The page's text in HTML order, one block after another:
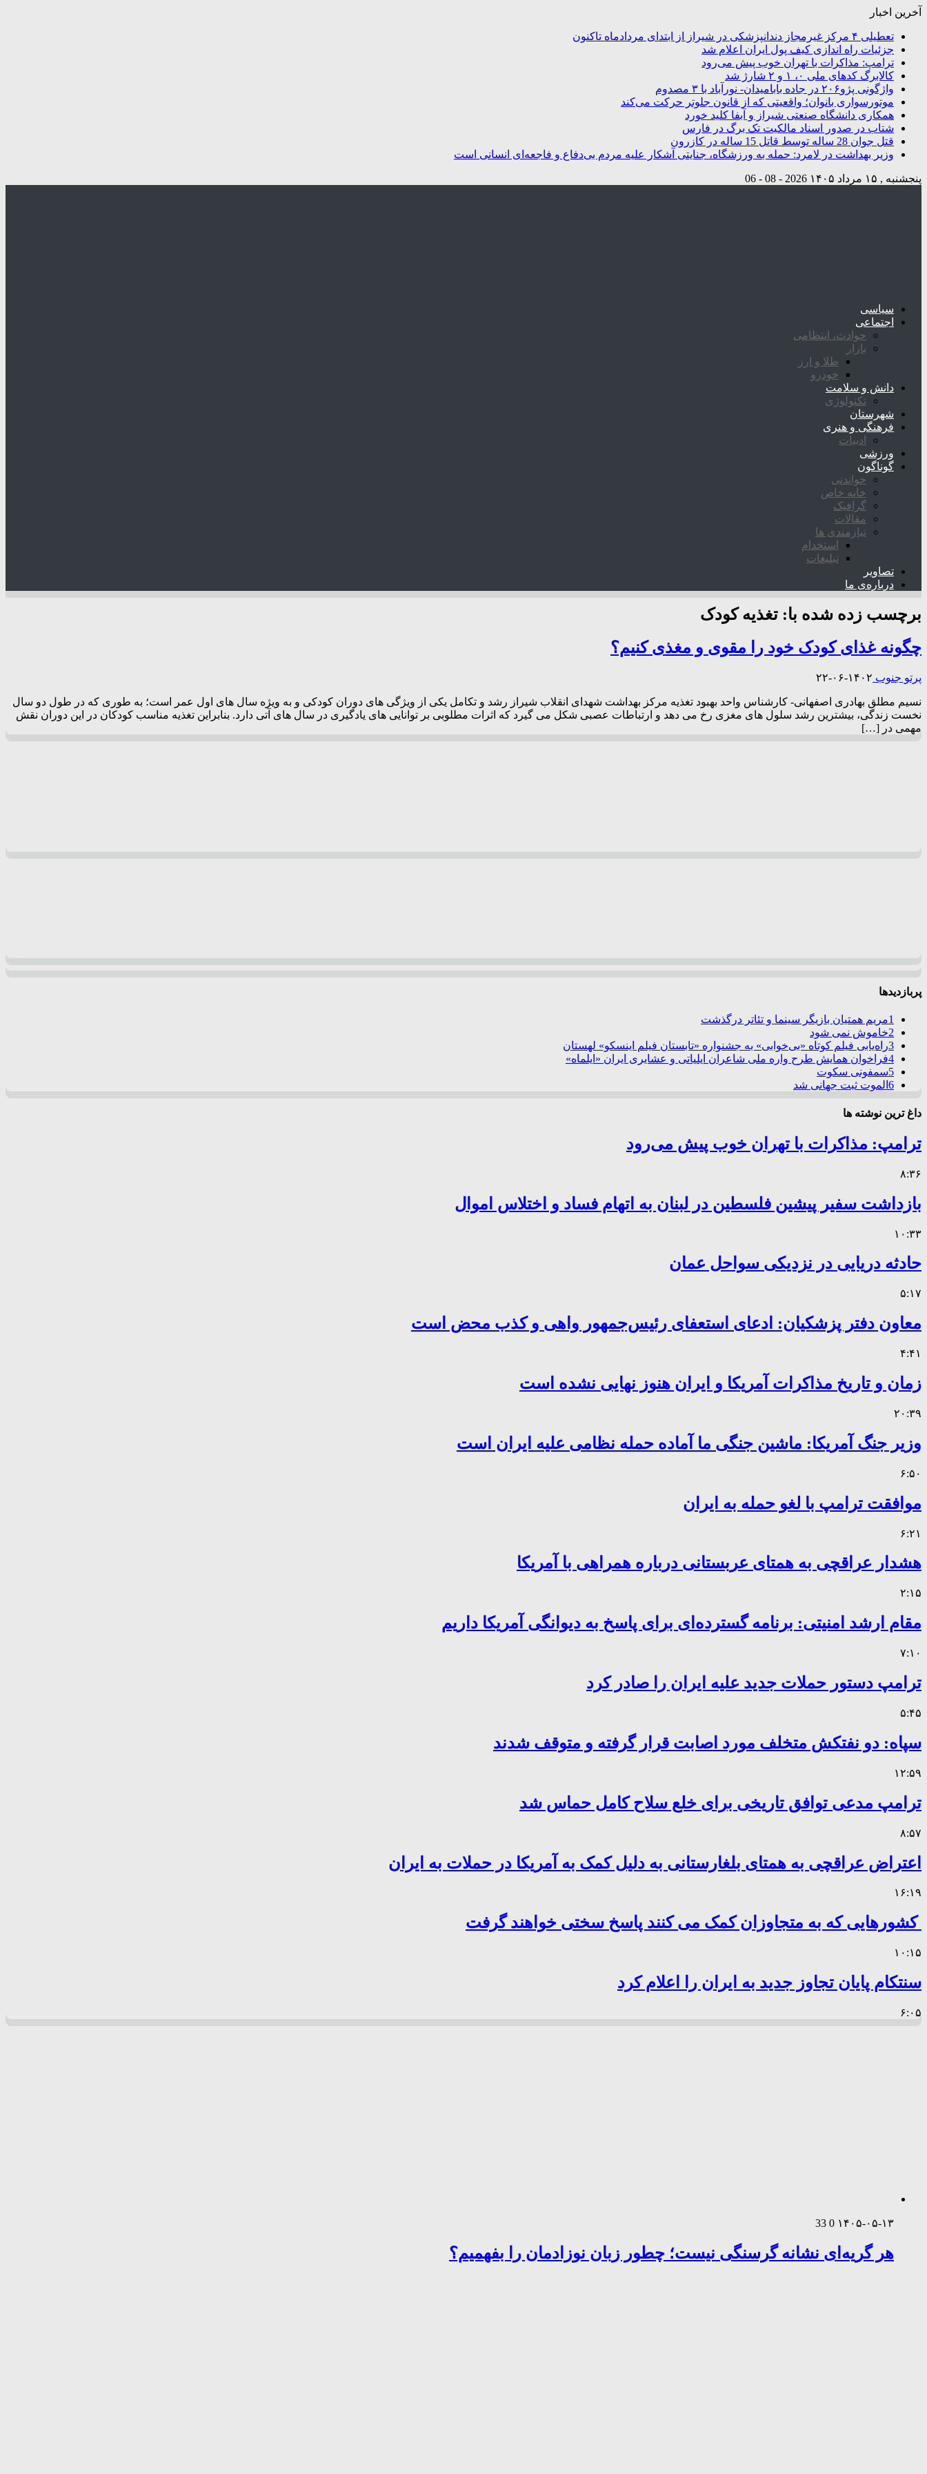
آخرین اخبار
تعطیلی ۴ مرکز غیرمجاز دندانپزشکی در شیراز از ابتدای مردادماه تاکنون
جزئیات راه اندازی کیف پول ایران اعلام شد
ترامپ: مذاکرات با تهران خوب پیش می‌رود
کالابرگ کدهای ملی ۰، ۱ و ۲ شارژ شد
واژگونی پژو۲۰۶ در جاده بابامیدان- نورآباد با ۳ مصدوم
موتورسواری بانوان؛ واقعیتی که از قانون جلوتر حرکت می‌کند
همکاری دانشگاه صنعتی شیراز و آبفا کلید خورد
شتاب در صدور اسناد مالکیت تک برگ در فارس
قتل جوان 28 ساله توسط قاتل 15 ساله در کازرون
وزیر بهداشت در لامرد: حمله به ورزشگاه، جنایتی آشکار علیه مردم بی‌دفاع و فاجعه‌ای انسانی است
پنجشنبه , ۱۵ مرداد ۱۴۰۵ 2026 - 08 - 06
سیاسی
اجتماعی
حوادث، انتظامی
بازار
طلا و ارز
خودرو
دانش و سلامت
تکنولوژی
شهرستان
فرهنگی و هنری
ادبیات
ورزشی
گوناگون
خواندنی
خانه خاص
گرافیک
مقالات
نیازمندی ها
استخدام
تبلیغات
تصاویر
درباره‌ی ما
برچسب زده شده با: تغذیه کودک
چگونه غذای کودک خود را مقوی و مغذی کنیم؟
پرتو جنوب ۱۴۰۲-۰۶-۲۲
نسیم مطلق بهادری اصفهانی- کارشناس واحد بهبود تغذیه مرکز بهداشت شهدای انقلاب شیراز رشد و تکامل یکی از ویژگی های دوران کودکی و به ویژه سال های اول عمر است؛ به طوری که در طول دو سال
نخست زندگی، بیشترین رشد سلول های مغزی رخ می دهد و ارتباطات عصبی شکل می گیرد که اثرات مطلوبی بر توانایی های یادگیری در سال های آتی دارد. بنابراین تغذیه مناسب کودکان در این دوران نقش
مهمی در […]
پربازدیدها
1مریم همتیان بازیگر سینما و تئاتر درگذشت
2خاموش نمی شود
3راه‌یابی فیلم کوتاه «بی‌خوابی» به جشنواره «تابستان فیلم اینسکو» لهستان
4فراخوان همایش طرح واره ملی شاعران ایلیاتی و عشایری ایران «ایلماه»
5سمفونی سکوت
6 الموت ثبت جهانی شد
داغ ترین نوشته ها
ترامپ: مذاکرات با تهران خوب پیش می‌رود
۸:۳۶
بازداشت سفیر پیشین فلسطین در لبنان به اتهام فساد و اختلاس اموال
۱۰:۳۳
حادثه دریایی در نزدیکی سواحل عمان
۵:۱۷
معاون دفتر پزشکیان: ادعای استعفای رئیس‌جمهور واهی و کذب محض است
۴:۴۱
زمان و تاریخ مذاکرات آمریکا و ایران هنوز نهایی نشده است
۲۰:۳۹
وزیر جنگ آمریکا: ماشین جنگی ما آماده حمله نظامی علیه ایران است
۶:۵۰
موافقت ترامپ با لغو حمله به ایران
۶:۲۱
هشدار عراقچی به همتای عربستانی درباره همراهی با آمریکا
۲:۱۵
مقام ارشد امنیتی: برنامه گسترده‌ای برای پاسخ به دیوانگی آمریکا داریم
۷:۱۰
ترامپ دستور حملات جدید علیه ایران را صادر کرد
۵:۴۵
سپاه: دو نفتکش متخلف مورد اصابت قرار گرفته و متوقف شدند
۱۲:۵۹
ترامپ مدعی توافق تاریخی برای خلع سلاح کامل حماس شد
۸:۵۷
اعتراض عراقچی به همتای بلغارستانی به دلیل کمک به آمریکا در حملات به ایران
۱۶:۱۹
کشورهایی که به متجاوزان کمک می کنند پاسخ سختی خواهند گرفت
۱۰:۱۵
سنتکام پایان تجاوز جدید به ایران را اعلام کرد
۶:۰۵
۱۴۰۵-۰۵-۱۳ 0
33
هر گریه‌ای نشانه گرسنگی نیست؛ چطور زبان نوزادمان را بفهمیم؟